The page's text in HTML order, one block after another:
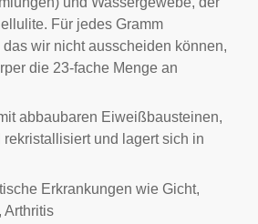
Für jedes Gramm
das wir nicht ausscheiden können,
die 23-fache Menge an
abbaubaren Eiweißbausteinen,
rekristallisiert und lagert sich in
Erkrankungen wie Gicht,
Arthritis